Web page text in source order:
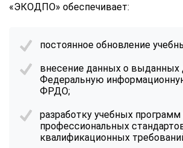
«ЭКОДПО» обеспечивает:
постоянное обновление
внесение данных о выданных
Федеральную
ФРДО;
разработку учебных
профессиональных
квалификационных